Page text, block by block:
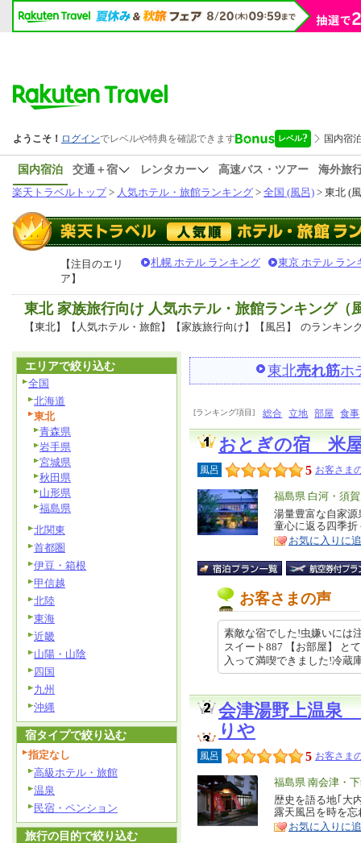
国内宿泊 交通＋宿 レンタカー 高速バス・ツアー
海外旅
楽天トラベルトップ> 人気ホテル・旅館ランキング > 全国 (風呂) > 東北 (
【注目のエリ
ア】
札幌 ホテル ランキング 東京 ホテル ラン
東北 家族旅行向け 人気ホテル・旅館ランキング（
【東北】【人気ホテル・旅館】【家族旅行向け】【風呂】 のランキン
東北売れ筋ホ
[ランキング項目] 総合 立地 部屋 食事
おとぎの宿 米
風呂 5 お客さま
エ
リ
ア
福島県 白河・須
特
徴
湯量豊富な自家
童心に返る四季
お気に入りに
お客さまの声
素敵な宿でした!虫嫌いには
スイート887 【お部屋】 と
入って満喫できました!冷
会津湯野上温泉
りや
風呂 5 お客さま
エ
リ
ア
福島県 南会津・
特
徴
歴史を語る地｢大
露天風呂を時を
お気に入りに
エリアで絞り込む
全国
北海道
東北
青森県
岩手県
宮城県
秋田県
山形県
福島県
北関東
首都圏
伊豆・箱根
甲信越
北陸
東海
近畿
山陽・山陰
四国
九州
沖縄
宿タイプで絞り込む
指定なし
高級ホテル・旅館
温泉
民宿・ペンション
旅行の目的で絞り込む